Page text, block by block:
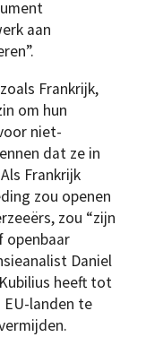
aan
Frankrijk,
om hun
niet-
dat ze in
Frankrijk
zou openen
zou “zijn
openbaar
Daniel
heeft tot
EU-landen te